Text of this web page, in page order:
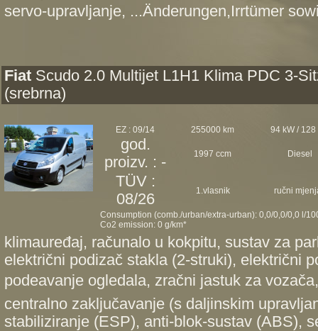
servo-upravljanje, ...Änderungen,Irrtümer
Fiat Scudo 2.0 Multijet L1H1 Klima PDC 3-
(srebrna)
EZ : 09/14 255000 km 94 kW / 128
god.
proizv. : -
1997 ccm Diesel
TÜV :
08/26
1.vlasnik ručni
Consumption (comb./urban/extra-urban): 0,0/0,0/0,0 l/
Co2 emission: 0 g/km*
klimauređaj, računalo u kokpitu, sustav za
električni podizač stakla (2-struki), električni
podeavanje ogledala, zračni jastuk za
centralno zaključavanje (s daljinskim
stabiliziranje (ESP), anti-blok-sustav (ABS),